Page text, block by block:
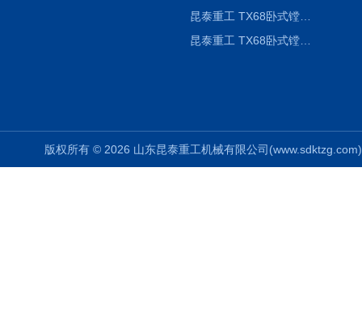
昆泰重工 TX68卧式镗床 镗孔机 镗缸机
昆泰重工 TX68卧式镗床 镗孔机 镗缸机 单柱
版权所有 © 2026 山东昆泰重工机械有限公司